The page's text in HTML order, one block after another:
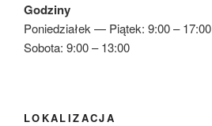
Godziny
Poniedziałek — Piątek: 9:00 – 17:00
Sobota: 9:00 – 13:00
LOKALIZACJA